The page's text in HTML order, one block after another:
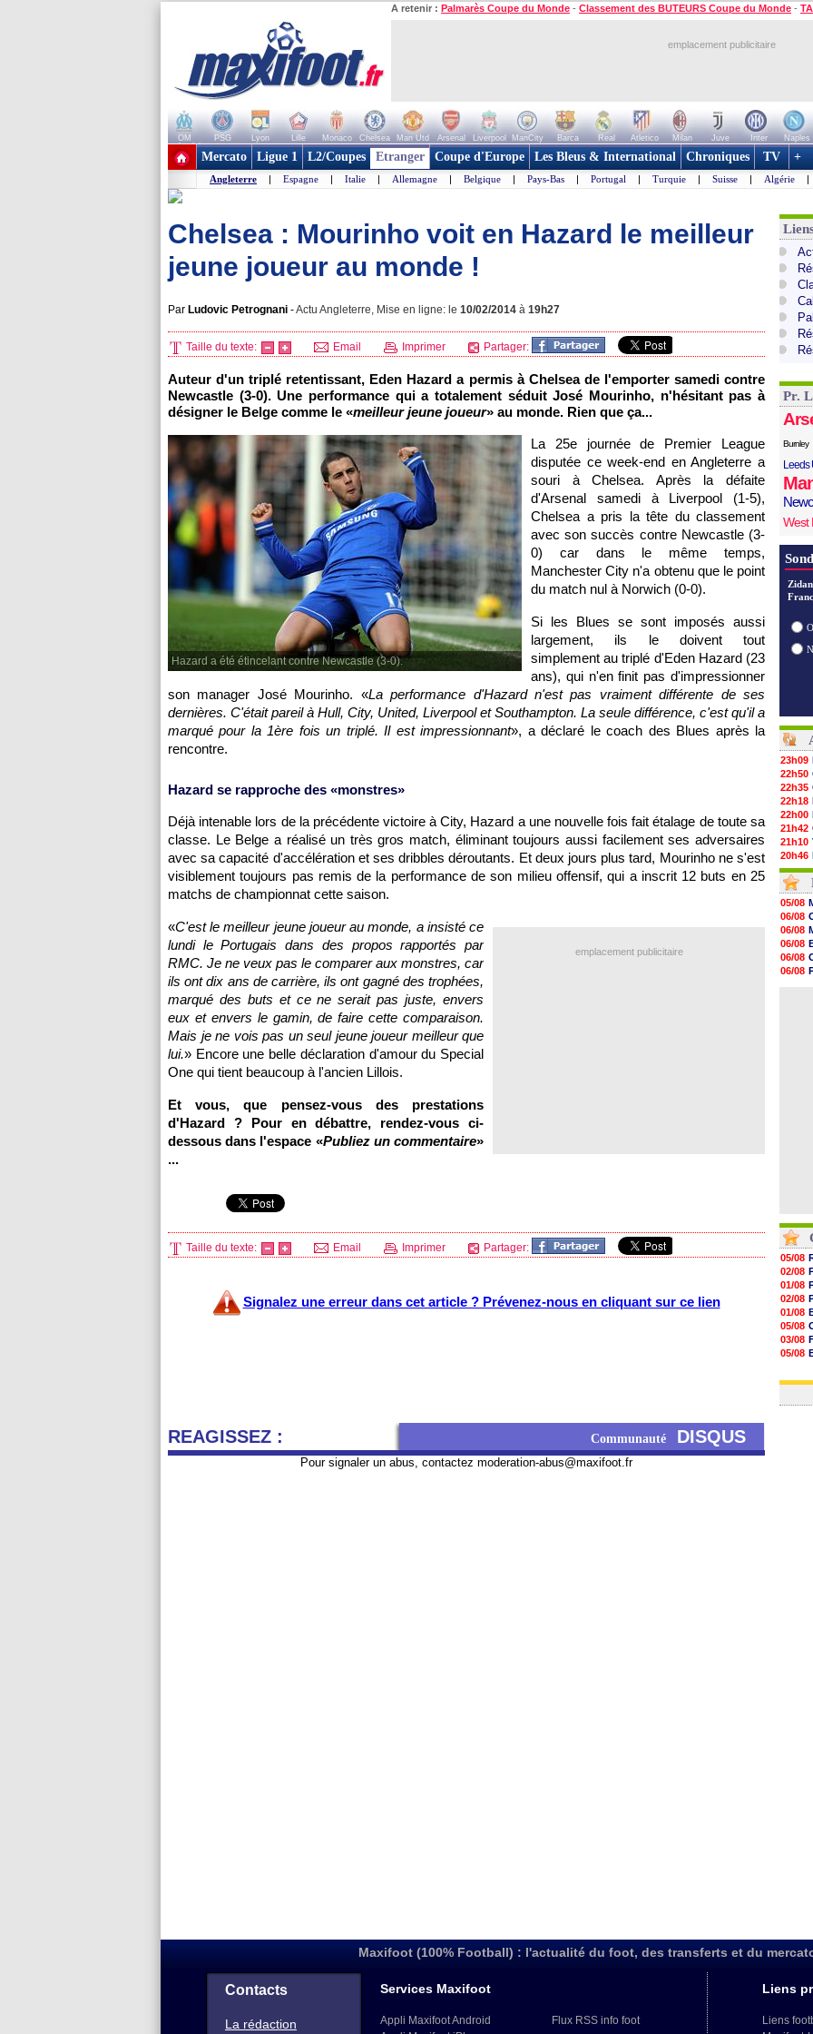
A retenir : Palmarès Coupe du Monde - Classement des BUTEURS Coupe du Monde -
emplacement publicitaire
OM PSG Lyon Lille Monaco Chelsea Man Utd Arsenal Liverpool ManCity Barca Real Atletico Milan Juve Inter Naples
+ de clubs
Mercato Ligue 1 L2/Coupes Etranger Coupe d'Europe Les Bleus & International Chroniques TV +
Angleterre | Espagne | Italie | Allemagne | Belgique | Pays-Bas | Portugal | Turquie | Suisse | Algérie |
Chelsea : Mourinho voit en Hazard le meilleur
jeune joueur au monde !
Par Ludovic Petrognani -Actu Angleterre, Mise en ligne: le 10/02/2014 à 19h27
Taille du texte: Email Imprimer Partager:
Auteur d'un triplé retentissant, Eden Hazard a permis à Chelsea de l'emporter samedi contre
Newcastle (3-0). Une performance qui a totalement séduit José Mourinho, n'hésitant pas à
désigner le Belge comme le «meilleur jeune joueur» au monde. Rien que ça...
Hazard a été étincelant contre Newcastle (3-0).
La 25e journée de Premier League
disputée ce week-end en Angleterre a
souri à Chelsea. Après la défaite
d'Arsenal samedi à Liverpool (1-5),
Chelsea a pris la tête du classement
avec son succès contre Newcastle (3-
0) car dans le même temps,
Manchester City n'a obtenu que le point
du match nul à Norwich (0-0).
Si les Blues se sont imposés aussi
largement, ils le doivent tout
simplement au triplé d'Eden Hazard (23
ans), qui n'en finit pas d'impressionner
son manager José Mourinho. «La performance d'Hazard n'est pas vraiment différente de ses
dernières. C'était pareil à Hull, City, United, Liverpool et Southampton. La seule différence, c'est qu'il a
marqué pour la 1ère fois un triplé. Il est impressionnant», a déclaré le coach des Blues après la
rencontre.
Hazard se rapproche des «monstres»
Déjà intenable lors de la précédente victoire à City, Hazard a une nouvelle fois fait étalage de toute sa
classe. Le Belge a réalisé un très gros match, éliminant toujours aussi facilement ses adversaires
avec sa capacité d'accélération et ses dribbles déroutants. Et deux jours plus tard, Mourinho ne s'est
visiblement toujours pas remis de la performance de son milieu offensif, qui a inscrit 12 buts en 25
matchs de championnat cette saison.
emplacement publicitaire
«C'est le meilleur jeune joueur au monde, a insisté ce
lundi le Portugais dans des propos rapportés par
RMC. Je ne veux pas le comparer aux monstres, car
ils ont dix ans de carrière, ils ont gagné des trophées,
marqué des buts et ce ne serait pas juste, envers
eux et envers le gamin, de faire cette comparaison.
Mais je ne vois pas un seul jeune joueur meilleur que
lui.» Encore une belle déclaration d'amour du Special
One qui tient beaucoup à l'ancien Lillois.
Et vous, que pensez-vous des prestations
d'Hazard ? Pour en débattre, rendez-vous ci-
dessous dans l'espace «Publiez un commentaire»
...
Taille du texte: Email Imprimer Partager:
Signalez une erreur dans cet article ? Prévenez-nous en cliquant sur ce lien
REAGISSEZ : Communauté DISQUS
Pour signaler un abus, contactez moderation-abus@maxifoot.fr
Pr.
Burnley
Leeds
West
23h09
22h50
22h35
22h18
22h00
21h42
21h10
20h46
20h30
20h01
19h18
19h09
18h48
18h37
18h29
17h58
17h46
05/08
06/08
06/08
06/08
06/08
06/08
05/08
02/08
01/08
02/08
01/08
05/08
03/08
05/08
03/08
Maxifoot (100% Football) : l'actualité du foot, des transferts et du
Contacts
La rédaction
Services Maxifoot
Appli Maxifoot Android
Flux RSS info foot
Liens
Liens